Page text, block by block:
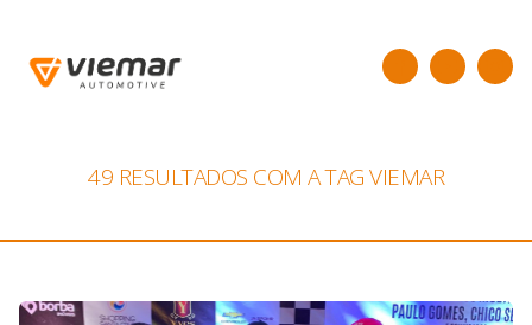
49 RESULTADOS COM A TAGVIEMAR